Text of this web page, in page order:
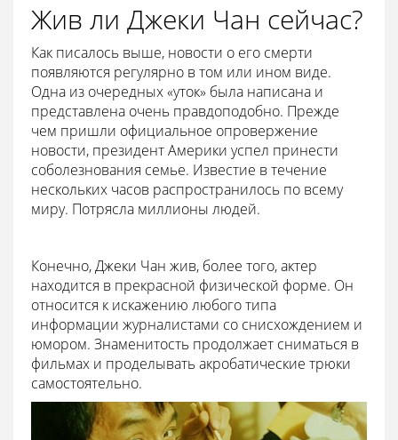
Жив ли Джеки Чан сейчас?
Как писалось выше, новости о его смерти
появляются регулярно в том или ином виде.
Одна из очередных «уток» была написана и
представлена очень правдоподобно. Прежде
чем пришли официальное опровержение
новости, президент Америки успел принести
соболезнования семье. Известие в течение
нескольких часов распространилось по всему
миру. Потрясла миллионы людей.
Конечно, Джеки Чан жив, более того, актер
находится в прекрасной физической форме. Он
относится к искажению любого типа
информации журналистами со снисхождением и
юмором. Знаменитость продолжает сниматься в
фильмах и проделывать акробатические трюки
самостоятельно.